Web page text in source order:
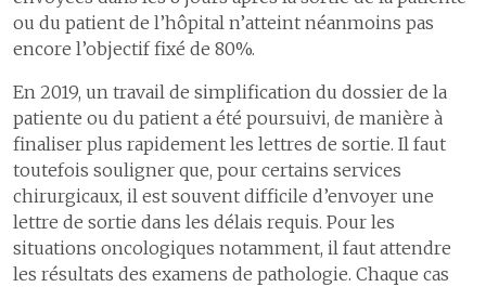
ou du patient de l’hôpital n’atteint néanmoins pas
encore l’objectif fixé de 80%.
En 2019, un travail de simplification du dossier de la
patiente ou du patient a été poursuivi, de manière à
finaliser plus rapidement les lettres de sortie. Il faut
toutefois souligner que, pour certains services
chirurgicaux, il est souvent difficile d’envoyer une
lettre de sortie dans les délais requis. Pour les
situations oncologiques notamment, il faut attendre
les résultats des examens de pathologie. Chaque cas